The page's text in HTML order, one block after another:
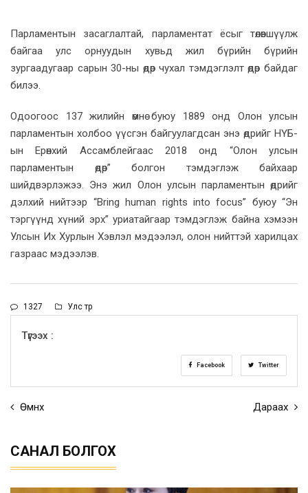
Парламентын засаглалтай, парламентат ёсыг төлөвшүүлж
байгаа улс орнуудын хувьд жил бүрийн бүрийн
зургаадугаар сарын 30-ны өдөр чухал тэмдэглэлт өдөр байдаг
билээ.
Одоогоос 137 жилийн өмнө буюу 1889 онд Олон улсын
парламентын холбоо үүсгэн байгуулагдсан энэ өдрийг НҮБ-
ын Ерөнхий Ассамблейгаас 2018 онд “Олон улсын
парламентын өдөр” болгон тэмдэглэж байхаар
шийдвэрлэжээ. Энэ жил Олон улсын парламентын өдрийг
дэлхий нийтээр “Bring human rights into focus” буюу “Эн
тэргүүнд хүний эрх” уриатайгаар тэмдэглэж байна хэмээн
Улсын Их Хурлын Хэвлэл мэдээлэл, олон нийттэй харилцах
газраас мэдээлэв.
1327 Улс төр
Түгээх :
Facebook Twitter
Өмнөх Дараах
САНАЛ БОЛГОХ